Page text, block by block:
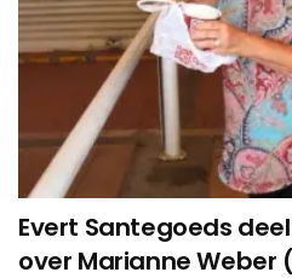
Evert Santegoeds
over Marianne Weber